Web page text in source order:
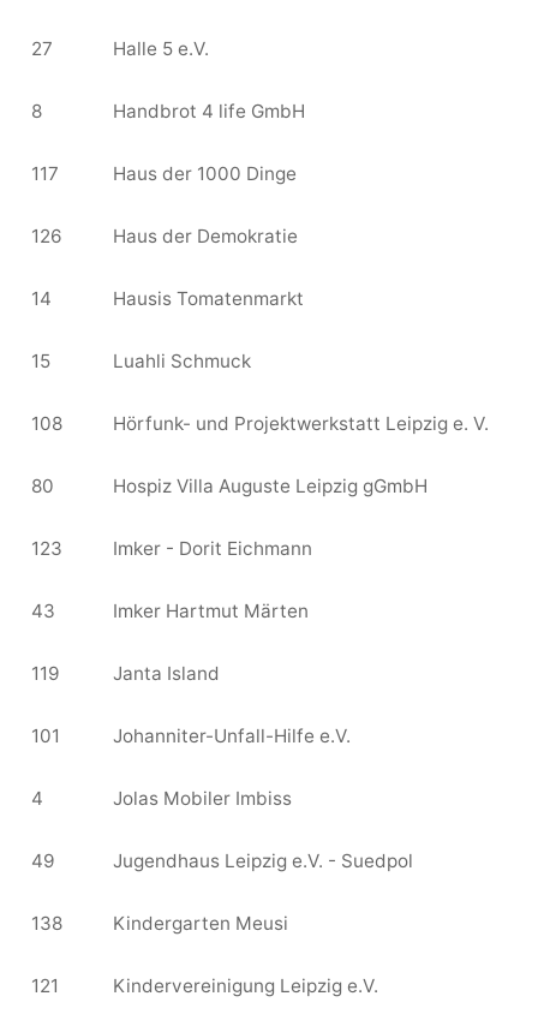
27 Halle 5 e.V.
8 Handbrot 4 life GmbH
117 Haus der 1000 Dinge
126 Haus der Demokratie
14 Hausis Tomatenmarkt
15 Luahli Schmuck
108 Hörfunk- und Projektwerkstatt Leipzig e. V.
80 Hospiz Villa Auguste Leipzig gGmbH
123 Imker - Dorit Eichmann
43 Imker Hartmut Märten
119 Janta Island
101 Johanniter-Unfall-Hilfe e.V.
4 Jolas Mobiler Imbiss
49 Jugendhaus Leipzig e.V. - Suedpol
138 Kindergarten Meusi
121 Kindervereinigung Leipzig e.V.